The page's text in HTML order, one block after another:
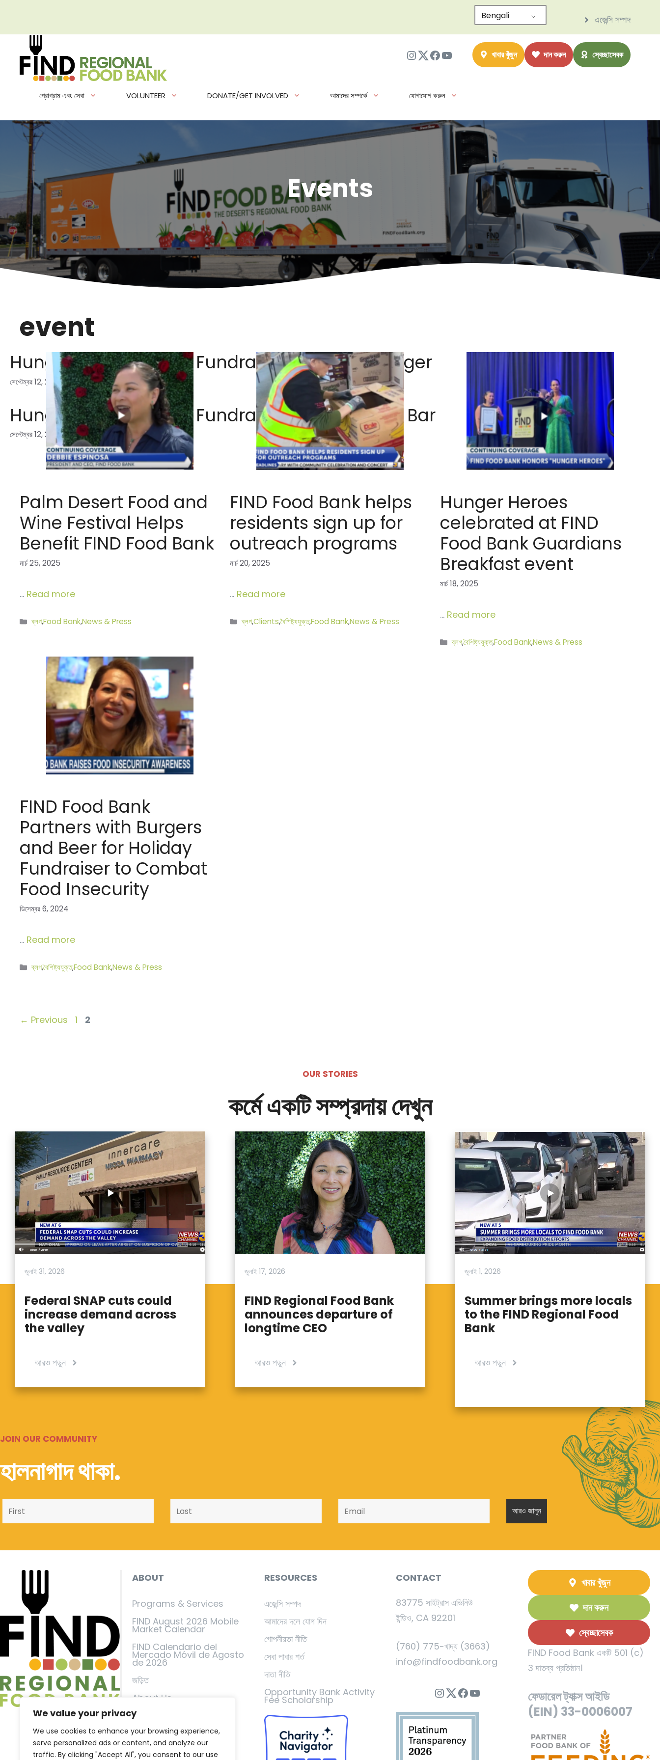
We value your privacy
We use cookies to enhance your browsing experience,
serve personalized ads or content, and analyze our
traffic. By clicking "Accept All", you consent to our use
যান
এজেন্সি সম্পদ
Bengali
ইনস্টাগ্রাম
Twitter
ফেসবুকইউটিউব খাবার খুঁজুন দান করুন স্বেচ্ছাসেবক
প্রোগ্রাম এবং সেবা VOLUNTEER DONATE/GET INVOLVED আমাদের সম্পর্কে যোগাযোগ করুন
Events
event
Palm Desert Food and
Wine Festival Helps
Benefit FIND Food Bank
মার্চ 25, 2025
… Read more
বিভাগ
ব্লগ,Food Bank,News & Press
FIND Food Bank helps
residents sign up for
outreach programs
মার্চ 20, 2025
… Read more
বিভাগ
ব্লগ,Clients,বৈশিষ্ট্যযুক্ত,Food Bank,News & Press
Hunger Heroes
celebrated at FIND
Food Bank Guardians
Breakfast event
মার্চ 18, 2025
… Read more
বিভাগ
ব্লগ,বৈশিষ্ট্যযুক্ত,Food Bank,News & Press
FIND Food Bank
Partners with Burgers
and Beer for Holiday
Fundraiser to Combat
Food Insecurity
ডিসেম্বর 6, 2024
… Read more
বিভাগ
ব্লগ,বৈশিষ্ট্যযুক্ত,Food Bank,News & Press
Hunger Action Month Fundraiser at Grill-a-Burger
সেপ্টেম্বর 12, 2024
Hunger Action Month Fundraiser at La Fe Wine Bar
সেপ্টেম্বর 12, 2024
← Previous Page
1 Page
2
OUR STORIES
কর্মে একটি সম্প্রদায় দেখুন
জুলাই 31, 2026
Federal SNAP cuts could
increase demand across
the valley
আরও পড়ুন
জুলাই 17, 2026
FIND Regional Food Bank
announces departure of
longtime CEO
আরও পড়ুন
জুলাই 1, 2026
Summer brings more locals
to the FIND Regional Food
Bank
আরও পড়ুন
JOIN OUR COMMUNITY
হালনাগাদ থাকা.
ABOUT
Programs & Services
FIND August 2026 Mobile
Market Calendar
FIND Calendario del
Mercado Móvil de Agosto
de 2026
জড়িত
About Us
Events
FIND in the News
যোগাযোগ করুন
RESOURCES
এজেন্সি সম্পদ
আমাদের দলে যোগ দিন
গোপনীয়তা নীতি
সেবা পাবার শর্ত
দাতা নীতি
Opportunity Bank Activity
Fee Scholarship
CONTACT
83775 সাইট্রাস এভিনিউ
ইন্ডিও, CA 92201
(760) 775-খাদ্য (3663)
info@findfoodbank.org
ইনস্টাগ্রাম
Twitter
ফেসবুকইউটিউব
খাবার খুঁজুন
দান করুন
স্বেচ্ছাসেবক
FIND Food Bank একটি 501 (c)
3 দাতব্য প্রতিষ্ঠান।
ফেডারেল ট্যাক্স আইডি
(EIN) 33-0006007